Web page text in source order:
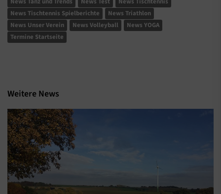
News Tischtennis Spielberichte
News Triathlon
News Unser Verein
News Volleyball
News YOGA
Termine Startseite
Weitere News